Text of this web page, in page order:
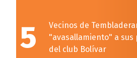
5
Vecinos de
"avasallamiento" a
del club Bolívar